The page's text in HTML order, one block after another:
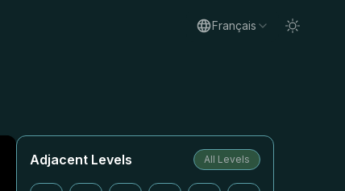
Français
Adjacent Levels All Levels